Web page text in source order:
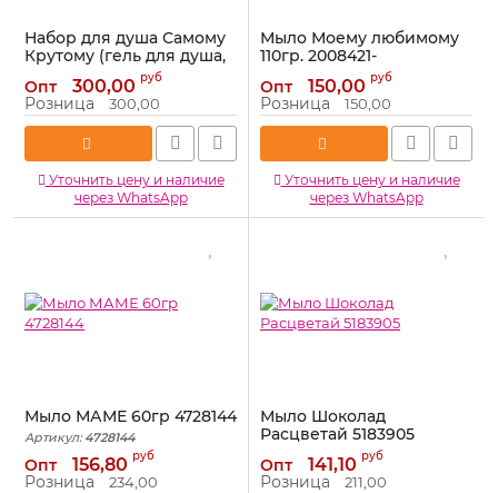
Набор для душа Самому
Крутому (гель для душа,
платок) 5090079-
РАСПРОДАЖА
Артикул: 5090079-
РАСПРОДАЖА
Опт 300,00 руб
Розница 300,00
Уточнить цену и наличие
через WhatsApp
Мыло Моему любимому
110гр. 2008421-
РАСПРОДАЖА
Артикул: 2008421-
РАСПРОДАЖА
Опт 150,00 руб
Розница 150,00
Уточнить цену и наличие
через WhatsApp
Мыло МАМЕ 60гр 4728144
Артикул: 4728144
Опт 156,80 руб
Розница 234,00
Мыло Шоколад
Расцветай 5183905
Артикул: 5183905
Опт 141,10 руб
Розница 211,00